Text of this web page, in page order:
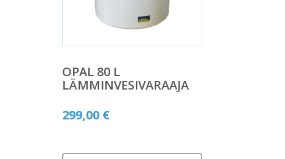
OPAL 80 L
LÄMMINVESIVARAAJA
299,00 €